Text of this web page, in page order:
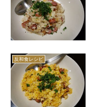
反和食レシピ